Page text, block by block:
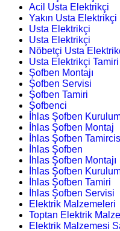
Acil Usta Elektrikçi
Yakın Usta Elektrikçi
Usta Elektrikçi
Usta Elektrikçi
Nöbetçi Usta
Usta Elektrikçi Tamiri
Şofben Montajı
Şofben Servisi
Şofben Tamiri
Şofbenci
İhlas Şofben
İhlas Şofben Montaj
İhlas Şofben
İhlas Şofben
İhlas Şofben Montajı
İhlas Şofben
İhlas Şofben Tamiri
İhlas Şofben Servisi
Elektrik Malzemeleri
Toptan Elektrik
Elektrik Malzemesi